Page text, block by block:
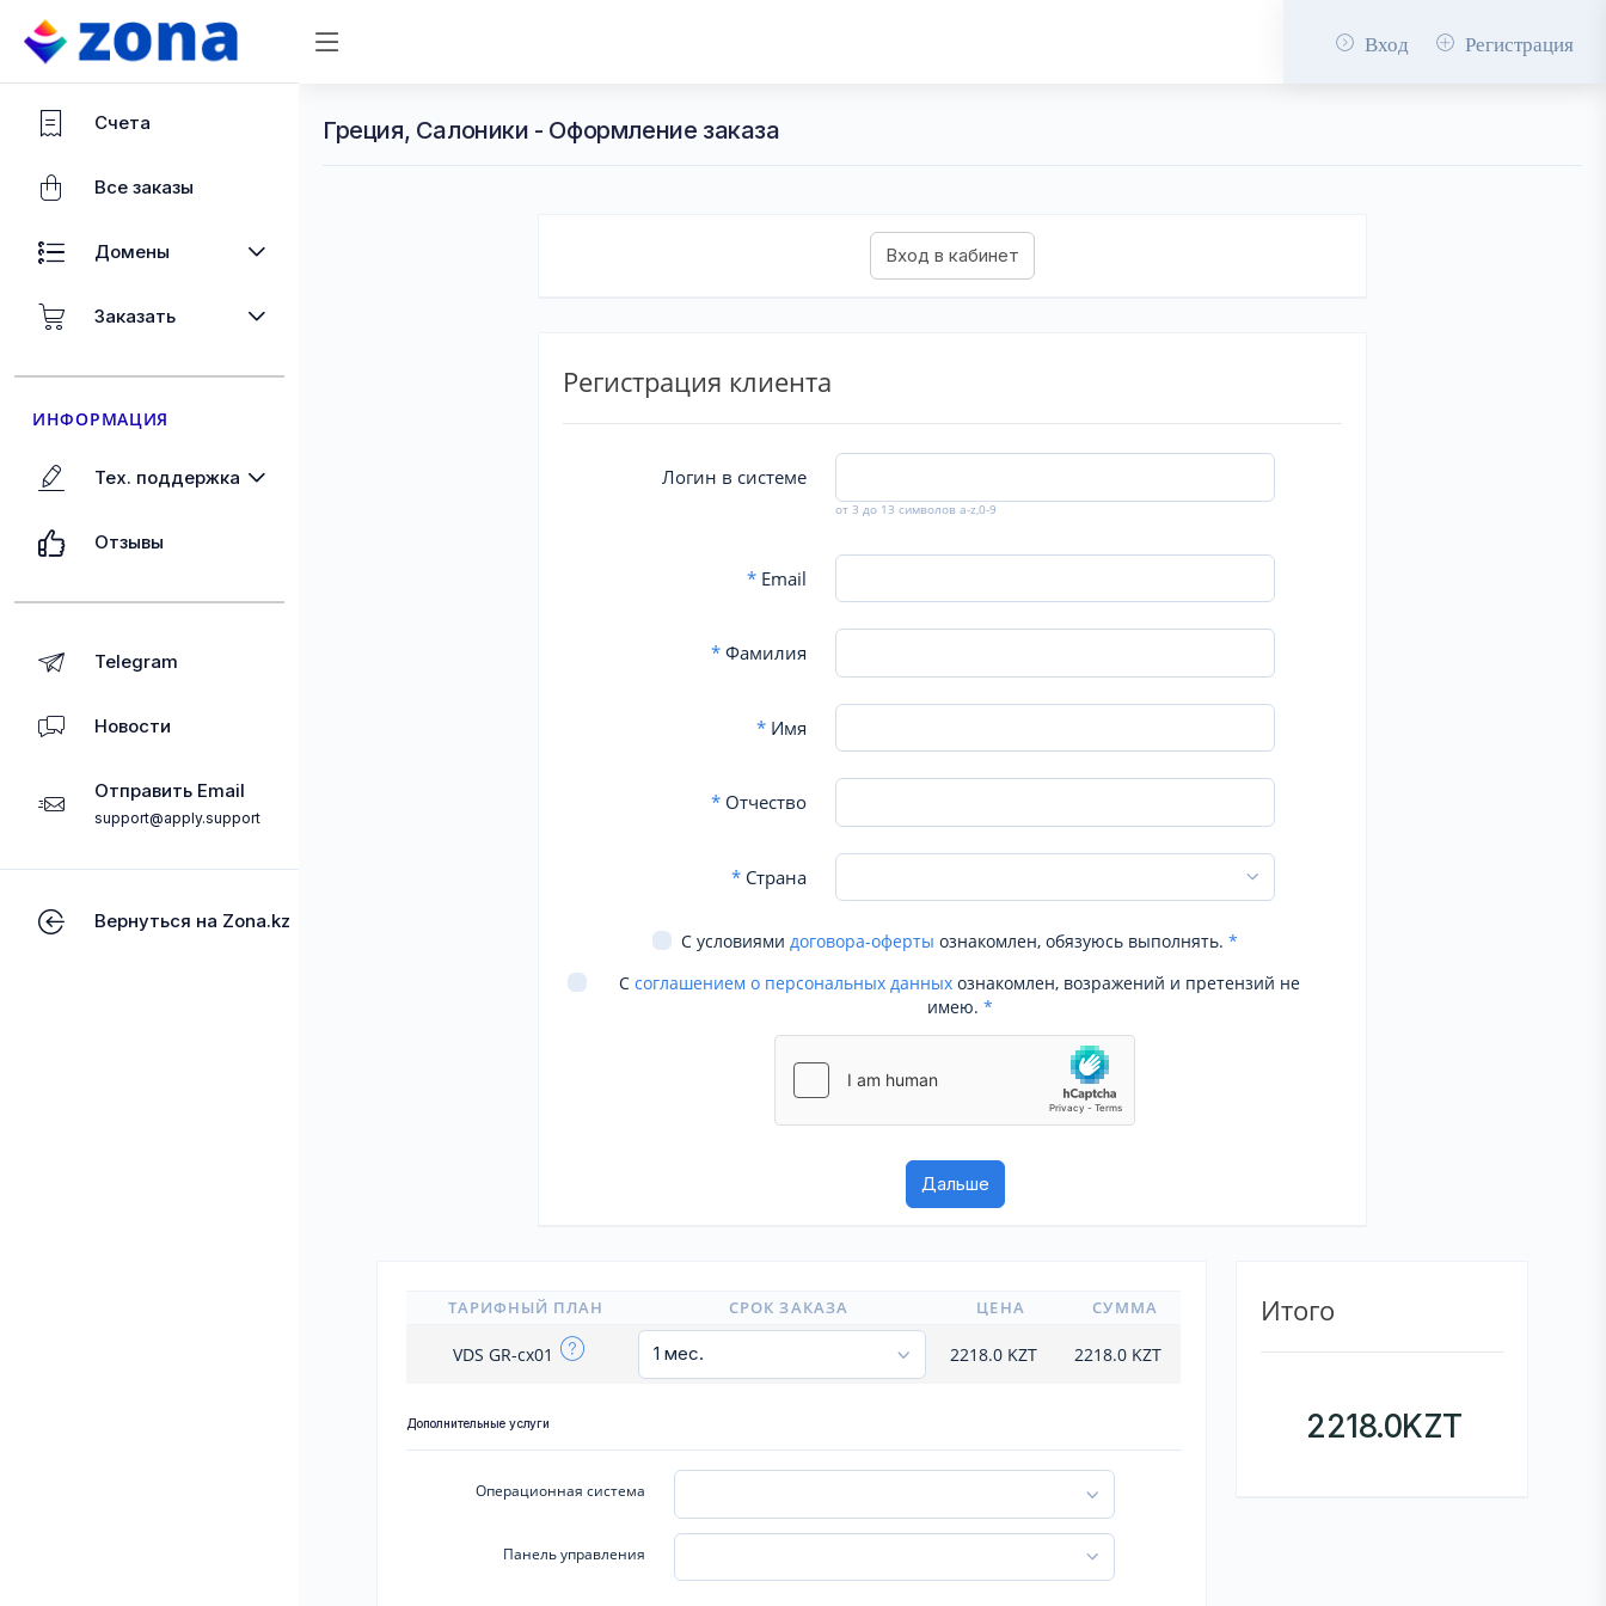
Вход Регистрация
Счета
Все заказы
Домены
Заказать
ИНФОРМАЦИЯ
Тех. поддержка
Отзывы
Telegram
Новости
Отправить Email
support@apply.support
Вернуться на Zona.kz
Греция, Салоники - Оформление заказа
Регистрация клиента
Логин в системе
от 3 до 13 символов a-z,0-9
*Email
*Фамилия
*Имя
*Отчество
*Страна
С условиями договора-оферты ознакомлен, обязуюсь выполнять. *
С соглашением о персональных данных ознакомлен, возражений и претензий не
имею. *
ТАРИФНЫЙ ПЛАН СРОК ЗАКАЗА ЦЕНА СУММА
VDS GR-cx01 2218.0 KZT 2218.0 KZT
Дополнительные услуги
Операционная система
Панель управления
Итого
2218.0KZT